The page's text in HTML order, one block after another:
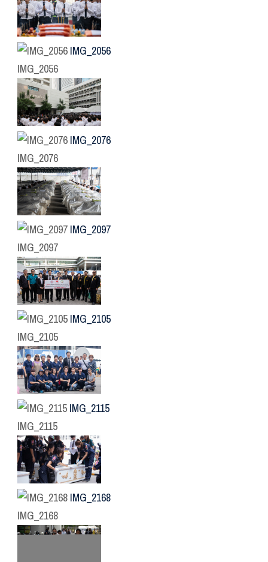
IMG_2056
IMG_2056
IMG_2076
IMG_2076
IMG_2097
IMG_2097
IMG_2105
IMG_2105
IMG_2115
IMG_2115
IMG_2168
IMG_2168